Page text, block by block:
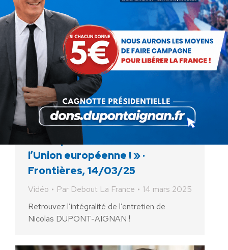
« Je serai le seul candidat en
2027 qui veut en finir avec
l’Union européenne ! » ·
Frontières, 14/03/25
Vidéo Par Debout La France
14 mars 2025
Retrouvez l’intégralité de l’entretien de
Nicolas DUPONT-AIGNAN !